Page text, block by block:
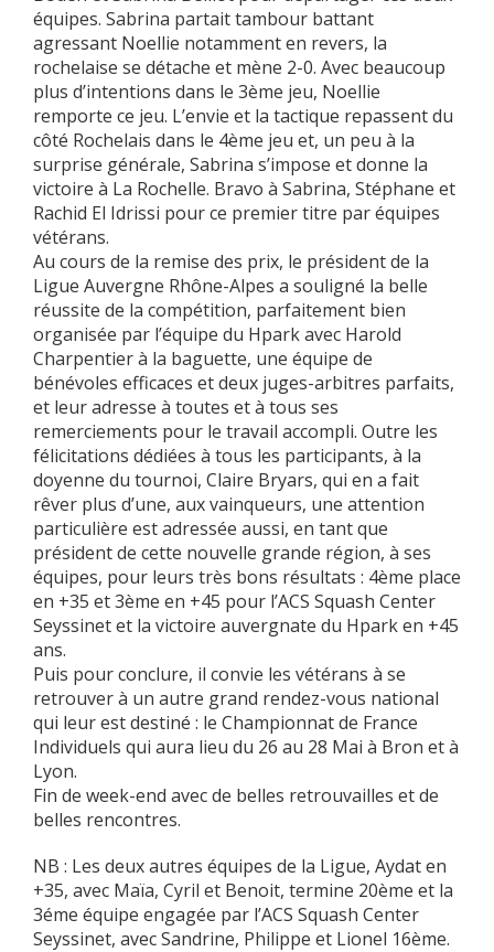
équipes. Sabrina partait tambour battant
agressant Noellie notamment en revers, la
rochelaise se détache et mène 2-0. Avec beaucoup
plus d’intentions dans le 3ème jeu, Noellie
remporte ce jeu. L’envie et la tactique repassent du
côté Rochelais dans le 4ème jeu et, un peu à la
surprise générale, Sabrina s’impose et donne la
victoire à La Rochelle. Bravo à Sabrina, Stéphane et
Rachid El Idrissi pour ce premier titre par équipes
vétérans.
Au cours de la remise des prix, le président de la
Ligue Auvergne Rhône-Alpes a souligné la belle
réussite de la compétition, parfaitement bien
organisée par l’équipe du Hpark avec Harold
Charpentier à la baguette, une équipe de
bénévoles efficaces et deux juges-arbitres parfaits,
et leur adresse à toutes et à tous ses
remerciements pour le travail accompli. Outre les
félicitations dédiées à tous les participants, à la
doyenne du tournoi, Claire Bryars, qui en a fait
rêver plus d’une, aux vainqueurs, une attention
particulière est adressée aussi, en tant que
président de cette nouvelle grande région, à ses
équipes, pour leurs très bons résultats : 4ème place
en +35 et 3ème en +45 pour l’ACS Squash Center
Seyssinet et la victoire auvergnate du Hpark en +45
ans.
Puis pour conclure, il convie les vétérans à se
retrouver à un autre grand rendez-vous national
qui leur est destiné : le Championnat de France
Individuels qui aura lieu du 26 au 28 Mai à Bron et à
Lyon.
Fin de week-end avec de belles retrouvailles et de
belles rencontres.
NB : Les deux autres équipes de la Ligue, Aydat en
+35, avec Maïa, Cyril et Benoit, termine 20ème et la
3éme équipe engagée par l’ACS Squash Center
Seyssinet, avec Sandrine, Philippe et Lionel 16ème.